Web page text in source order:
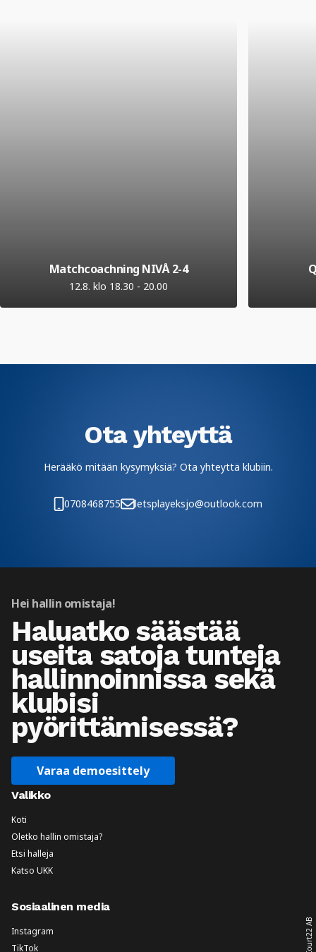
Matchcoachning NIVÅ 2-4
12.8. klo 18.30 - 20.00
Ota yhteyttä
Herääkö mitään kysymyksiä? Ota yhteyttä klubiin.
0708468755 letsplayeksjo@outlook.com
Hei hallin omistaja!
Haluatko säästää
useita satoja tunteja
hallinnoinnissa sekä
klubisi
pyörittämisessä?
Varaa demoesittely
Valikko
Koti
Oletko hallin omistaja?
Etsi halleja
Katso UKK
Sosiaalinen media
Instagram
TikTok
Court22 AB